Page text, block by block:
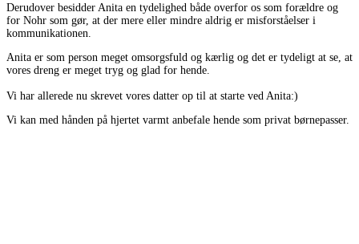
Derudover besidder Anita en tydelighed både overfor os som forældre og
for Nohr som gør, at der mere eller mindre aldrig er misforståelser i
kommunikationen.
Anita er som person meget omsorgsfuld og kærlig og det er tydeligt at se, at
vores dreng er meget tryg og glad for hende.
Vi har allerede nu skrevet vores datter op til at starte ved Anita:)
Vi kan med hånden på hjertet varmt anbefale hende som privat børnepasser.